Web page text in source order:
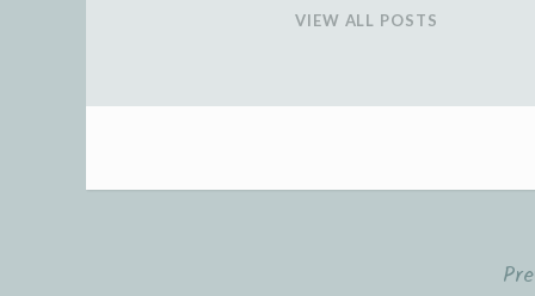
VIEW ALL POSTS